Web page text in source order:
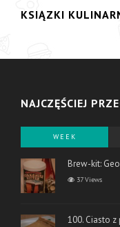
KSIĄZKI
NAJCZĘŚCIEJ
WEEK
Brew-kit:
37 Views
100. Ciasto